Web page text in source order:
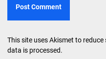
This site uses Akismet to reduce
data is processed.